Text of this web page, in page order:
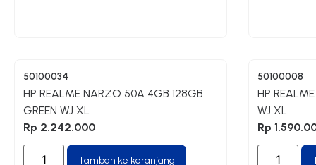
50100034
HP REALME NARZO 50A 4GB 128GB
GREEN WJ XL
Rp 2.242.000
Tambah ke keranjang
50100008
HP
WJ XL
Rp